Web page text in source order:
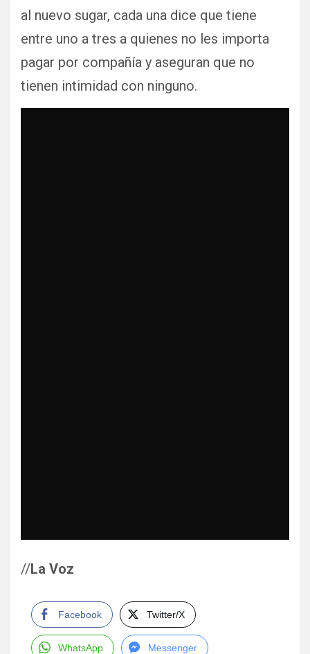
al nuevo sugar, cada una dice que tiene
entre uno a tres a quienes no les importa
pagar por compañía y aseguran que no
tienen intimidad con ninguno.
//La Voz
Facebook Twitter/X
WhatsApp Messenger